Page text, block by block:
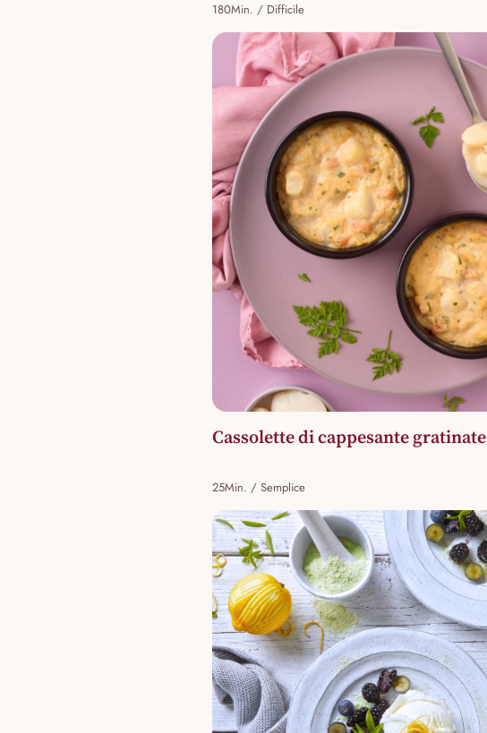
180Min. / Difficile
Cassolette di cappesante gratinate
25Min. / Semplice